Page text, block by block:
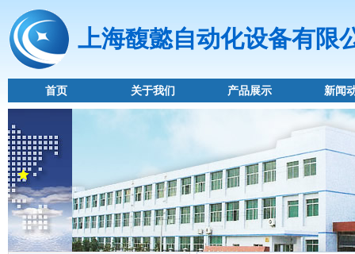
上海馥懿自动化设备有限
首页 关于我们 产品展示 新闻